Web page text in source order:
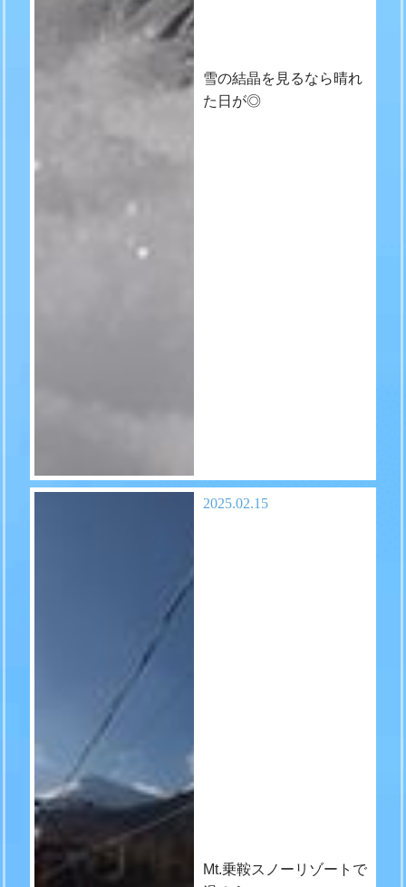
雪の結晶を見るなら晴れ
た日が◎
2025.02.15
Mt.乗鞍スノーリゾートで